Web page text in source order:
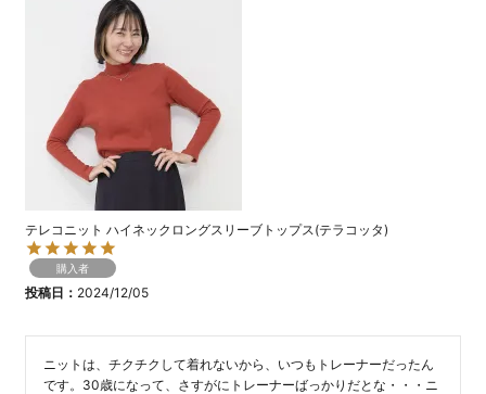
テレコニット ハイネックロングスリーブトップス(テラコッタ)
購入者
投稿日 2024/12/05
ニットは、チクチクして着れないから、いつもトレーナーだったん
です。30歳になって、さすがにトレーナーばっかりだとな・・・ニ